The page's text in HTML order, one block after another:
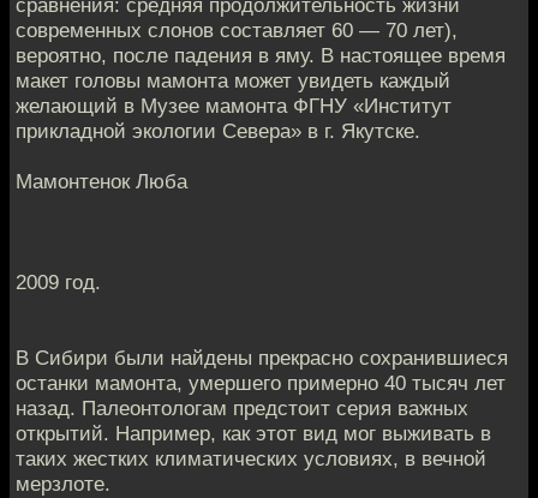
сравнения: средняя продолжительность жизни
современных слонов составляет 60 — 70 лет),
вероятно, после падения в яму. В настоящее время
макет головы мамонта может увидеть каждый
желающий в Музее мамонта ФГНУ «Институт
прикладной экологии Севера» в г. Якутске.
Мамонтенок Люба
2009 год.
В Сибири были найдены прекрасно сохранившиеся
останки мамонта, умершего примерно 40 тысяч лет
назад. Палеонтологам предстоит серия важных
открытий. Например, как этот вид мог выживать в
таких жестких климатических условиях, в вечной
мерзлоте.